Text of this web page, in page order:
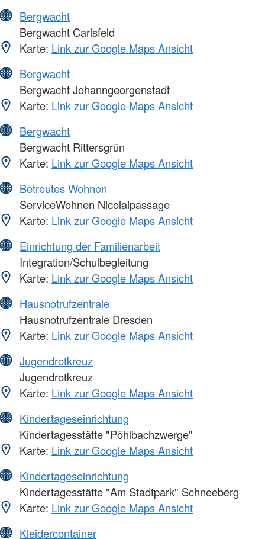
Bergwacht
Bergwacht Carlsfeld
Karte: Link zur Google Maps Ansicht
Bergwacht
Bergwacht Johanngeorgenstadt
Karte: Link zur Google Maps Ansicht
Bergwacht
Bergwacht Rittersgrün
Karte: Link zur Google Maps Ansicht
Betreutes Wohnen
ServiceWohnen Nicolaipassage
Karte: Link zur Google Maps Ansicht
Einrichtung der Familienarbeit
Integration/Schulbegleitung
Karte: Link zur Google Maps Ansicht
Hausnotrufzentrale
Hausnotrufzentrale Dresden
Karte: Link zur Google Maps Ansicht
Jugendrotkreuz
Jugendrotkreuz
Karte: Link zur Google Maps Ansicht
Kindertageseinrichtung
Kindertagesstätte "Pöhlbachzwerge"
Karte: Link zur Google Maps Ansicht
Kindertageseinrichtung
Kindertagesstätte "Am Stadtpark" Schneeberg
Karte: Link zur Google Maps Ansicht
Kleidercontainer